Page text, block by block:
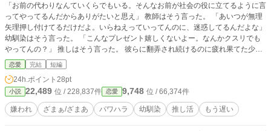
「お前の代わりなんていくらでもいる。そんなお前が社会の役に立てるように言
ってやってるんだからありがたいと思え」 教師はそう言った。 「あいつが無理
矢理押し付けてるだけだよ。いらねえっていってんのに、迷惑してるんだよな」
幼馴染はそう言った。 「こんなプレゼント嬉しくないよー。なんかクスリでも
やってんの？」 推しはそう言った。 彼らに翻弄され続けるのに疲れ果てた少
女、絵麻は決意する。 「そんなに嫌いなら、私、消えるから」 モラハラ教師、
無神経幼馴染、性悪ストリーマー。 彼らに翻弄され、限界に達した少女の物
語。 ・狭川竜介（さがわ りゅうすけ） 絵麻のクラス担任。クラス委員の絵麻
に何かと難癖をつける。 ・七原未来（ななはら みらい） 絵麻の幼馴染のサッ
カー部のエース。母子家庭。毎朝絵麻に弁当を作ってもらえたが、男子にからか
われ「あいつが勝手に作ってるだけ」「迷惑」と言ってそれを捨てる。 ・難波
恋愛 完結 短編
24h.ポイント 28pt
小説 22,489 位 / 228,837件 恋愛 9,748 位 / 66,374件
嫌われ ざまぁ/ざまあ パワハラ 幼馴染 推し活 もう遅い